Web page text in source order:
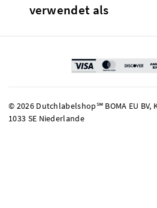
verwendet als
© 2026 Dutchlabelshop℠ BOMA EU BV,
1033 SE Niederlande